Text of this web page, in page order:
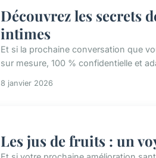
Découvrez les secrets
intimes
Et si la prochaine conversation que
sur mesure, 100 % confidentielle et
8 janvier 2026
Les jus de fruits : un